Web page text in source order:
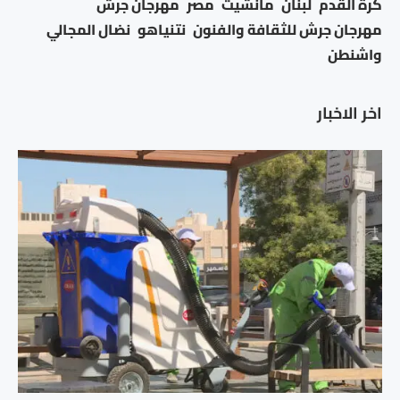
اخر الاخبار
مهرجان جرش للثقافة والفنون نتنياهو نضال المجالي
واشنطن